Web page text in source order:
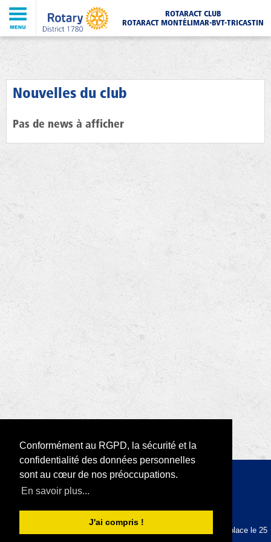
Conformément au RGPD, la sécurité et la
confidentialité des données personnelles
sont au cœur de nos préoccupations.
En savoir plus...
J'ai compris !
ROTARACT CLUB
ROTARACT MONTÉLIMAR-BVT-TRICASTIN
Nouvelles du club
Pas de news à afficher
Copyright 2026 par RODI Platform
|
La plateforme RODI est conforme au RGPD depuis sa mise en place le 25